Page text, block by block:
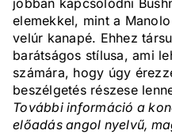
jobban kapcsolódni
elemekkel, mint a
velúr kanapé. Ehhez
barátságos stílusa, ami
számára, hogy úgy
beszélgetés részese
További információ a
előadás angol nyelvű,